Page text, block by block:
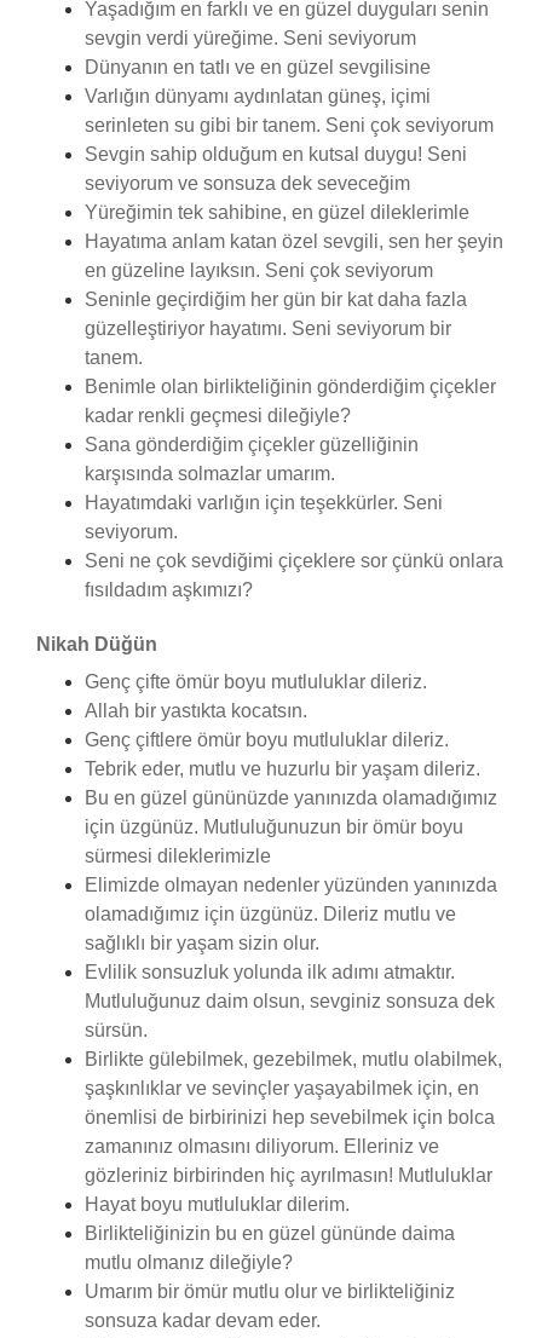
Yaşadığım en farklı ve en güzel duyguları senin
sevgin verdi yüreğime. Seni seviyorum
Dünyanın en tatlı ve en güzel sevgilisine
Varlığın dünyamı aydınlatan güneş, içimi
serinleten su gibi bir tanem. Seni çok seviyorum
Sevgin sahip olduğum en kutsal duygu! Seni
seviyorum ve sonsuza dek seveceğim
Yüreğimin tek sahibine, en güzel dileklerimle
Hayatıma anlam katan özel sevgili, sen her şeyin
en güzeline layıksın. Seni çok seviyorum
Seninle geçirdiğim her gün bir kat daha fazla
güzelleştiriyor hayatımı. Seni seviyorum bir
tanem.
Benimle olan birlikteliğinin gönderdiğim çiçekler
kadar renkli geçmesi dileğiyle?
Sana gönderdiğim çiçekler güzelliğinin
karşısında solmazlar umarım.
Hayatımdaki varlığın için teşekkürler. Seni
seviyorum.
Seni ne çok sevdiğimi çiçeklere sor çünkü onlara
fısıldadım aşkımızı?
Nikah Düğün
Genç çifte ömür boyu mutluluklar dileriz.
Allah bir yastıkta kocatsın.
Genç çiftlere ömür boyu mutluluklar dileriz.
Tebrik eder, mutlu ve huzurlu bir yaşam dileriz.
Bu en güzel gününüzde yanınızda olamadığımız
için üzgünüz. Mutluluğunuzun bir ömür boyu
sürmesi dileklerimizle
Elimizde olmayan nedenler yüzünden yanınızda
olamadığımız için üzgünüz. Dileriz mutlu ve
sağlıklı bir yaşam sizin olur.
Evlilik sonsuzluk yolunda ilk adımı atmaktır.
Mutluluğunuz daim olsun, sevginiz sonsuza dek
sürsün.
Birlikte gülebilmek, gezebilmek, mutlu olabilmek,
şaşkınlıklar ve sevinçler yaşayabilmek için, en
önemlisi de birbirinizi hep sevebilmek için bolca
zamanınız olmasını diliyorum. Elleriniz ve
gözleriniz birbirinden hiç ayrılmasın! Mutluluklar
Hayat boyu mutluluklar dilerim.
Birlikteliğinizin bu en güzel gününde daima
mutlu olmanız dileğiyle?
Umarım bir ömür mutlu olur ve birlikteliğiniz
sonsuza kadar devam eder.